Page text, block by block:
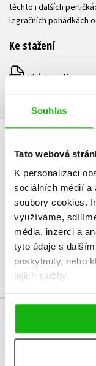
Souhlas
Tato webová
K personalizaci
sociálních médií a
soubory cookies.
využíváme,
média, inzerci a
tyto údaje s
poskytnuty, nebo
jejich služby.
těchto i dalších
legračních pohádkách
Ke stažení
PDF Ukázka.pdf
HODNOCENÍ
V současné době
Vaše hodnocení
Uživatelskou recenzi
Přihlásit